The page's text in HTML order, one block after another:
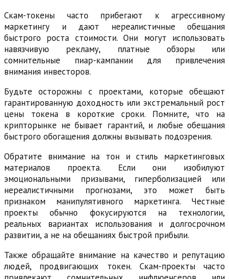
Скам-токены часто прибегают к агрессивному
маркетингу и дают нереалистичные обещания
быстрого роста стоимости. Они могут использовать
навязчивую рекламу, платные обзоры или
сомнительные пиар-кампании для привлечения
внимания инвесторов.
Будьте осторожны с проектами, которые обещают
гарантированную доходность или экстремальный рост
цены токена в короткие сроки. Помните, что на
крипторынке не бывает гарантий, и любые обещания
быстрого обогащения должны вызывать подозрения.
Обратите внимание на тон и стиль маркетинговых
материалов проекта. Если они изобилуют
эмоциональными призывами, гиперболизацией или
нереалистичными прогнозами, это может быть
признаком манипулятивного маркетинга. Честные
проекты обычно фокусируются на технологии,
реальных вариантах использования и долгосрочном
развитии, а не на обещаниях быстрой прибыли.
Также обращайте внимание на качество и репутацию
людей, продвигающих токен. Скам-проекты часто